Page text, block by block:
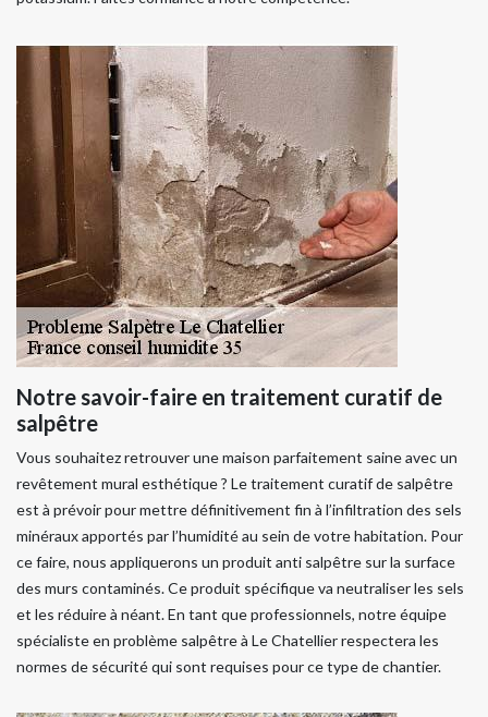
Notre savoir-faire en traitement curatif de
salpêtre
Vous souhaitez retrouver une maison parfaitement saine avec un
revêtement mural esthétique ? Le traitement curatif de salpêtre
est à prévoir pour mettre définitivement fin à l’infiltration des sels
minéraux apportés par l’humidité au sein de votre habitation. Pour
ce faire, nous appliquerons un produit anti salpêtre sur la surface
des murs contaminés. Ce produit spécifique va neutraliser les sels
et les réduire à néant. En tant que professionnels, notre équipe
spécialiste en problème salpêtre à Le Chatellier respectera les
normes de sécurité qui sont requises pour ce type de chantier.